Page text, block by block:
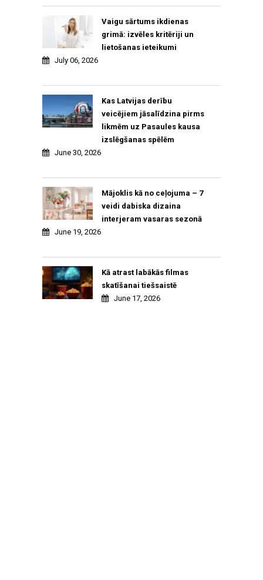
Vaigu sārtums ikdienas
grimā: izvēles kritēriji un
lietošanas ieteikumi
July 06, 2026
Kas Latvijas derību
veicējiem jāsalīdzina pirms
likmēm uz Pasaules kausa
izslēgšanas spēlēm
June 30, 2026
Mājoklis kā no ceļojuma – 7
veidi dabiska dizaina
interjeram vasaras sezonā
June 19, 2026
Kā atrast labākās filmas
skatīšanai tiešsaistē
June 17, 2026